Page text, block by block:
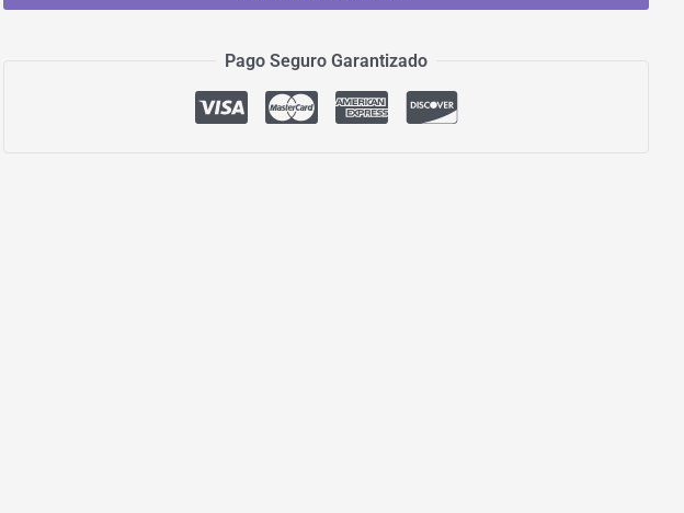
Pago Seguro Garantizado